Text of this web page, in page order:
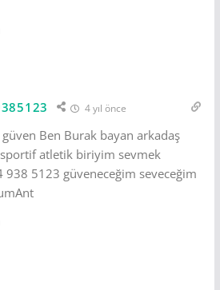
4 yıl önce
Ben Burak bayan arkadaş
atletik biriyim sevmek
5123 güveneceğim seveceğim